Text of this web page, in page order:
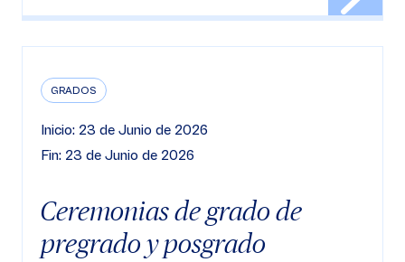
GRADOS
Inicio: 23 de Junio de 2026
Fin: 23 de Junio de 2026
Ceremonias de grado de
pregrado y posgrado